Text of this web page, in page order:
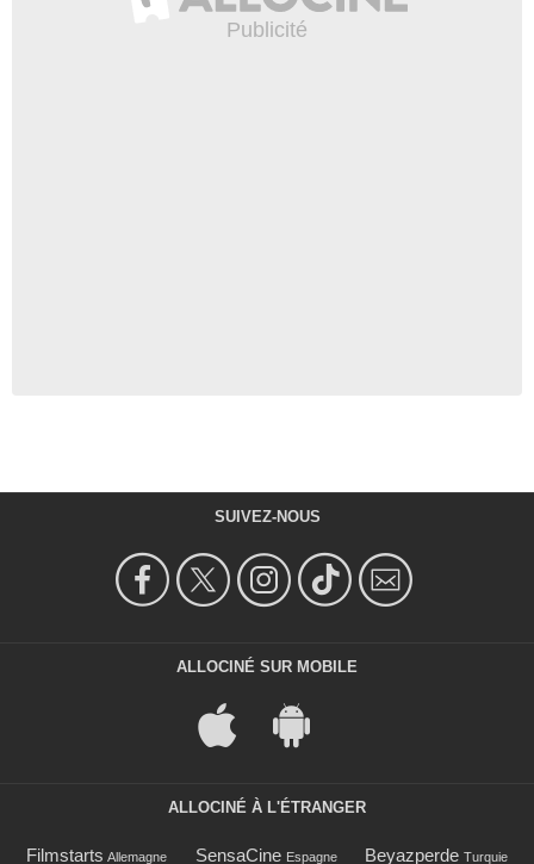
SUIVEZ-NOUS
ALLOCINÉ SUR MOBILE
ALLOCINÉ À L'ÉTRANGER
Filmstarts Allemagne SensaCine Espagne Beyazperde Turquie